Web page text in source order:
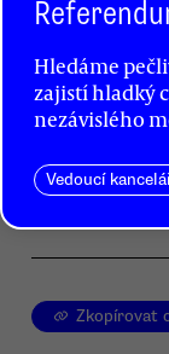
Vrtěti
Jakub
V případu
podivného, než
Zkopírovat
Hledáme
zajistí hladký
nezávislého
Vedoucí